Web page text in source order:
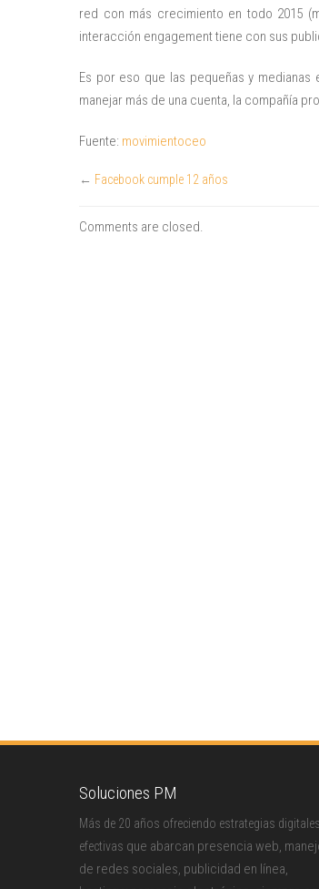
red con más crecimiento en todo 2015
interacción engagement tiene con sus
Es por eso que las pequeñas y
manejar más de una cuenta, la compañía
Fuente: movimientoceo
← Facebook cumple 12 años
Comments are closed.
Soluciones PM
Más de 20 años ofreciendo estrategias digitales
efectivas que abarcan presencia web,
de redes sociales, publicidad en línea,